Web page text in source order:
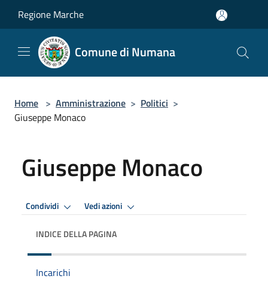
Regione Marche
Comune di Numana
Home > Amministrazione > Politici >
Giuseppe Monaco
Giuseppe Monaco
Condividi Vedi azioni
INDICE DELLA PAGINA
Incarichi